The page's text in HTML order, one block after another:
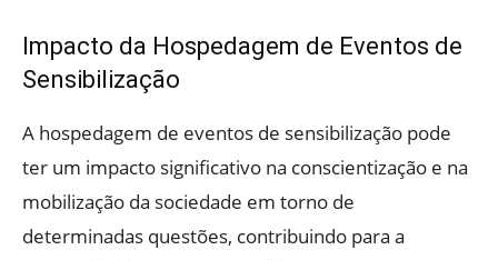
Impacto da Hospedagem de Eventos de
Sensibilização
A hospedagem de eventos de sensibilização pode
ter um impacto significativo na conscientização e na
mobilização da sociedade em torno de
determinadas questões, contribuindo para a